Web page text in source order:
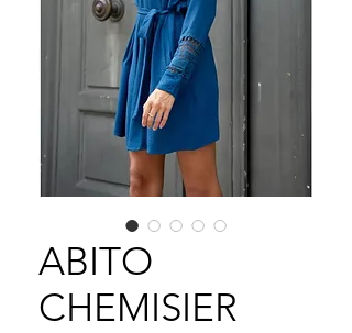
ABITO
CHEMISIER